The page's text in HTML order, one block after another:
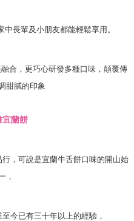
長輩及小朋友都能輕鬆享用。
合，更巧心研發多種口味，顛覆傳
甜膩的印象
宜蘭餅
，可說是宜蘭牛舌餅口味的開山始
，
今已有三十年以上的經驗，